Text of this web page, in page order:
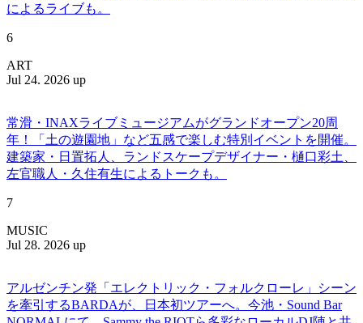
によるライブも。
6
ART
Jul 24. 2026 up
常滑・INAXライブミュージアムがグランドオープン20周
年！「土の遊園地」など五感で楽しむ特別イベントを開催。
建築家・日置拓人、ランドスケープデザイナー・樋口彩土、
左官職人・久住有生によるトークも。
7
MUSIC
Jul 28. 2026 up
アルゼンチン発「エレクトリック・フォルクローレ」シーン
を牽引するBARDAが、日本初ツアーへ。今池・Sound Bar